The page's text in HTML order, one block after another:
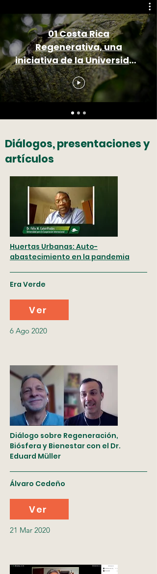
01 Costa Rica
Regenerativa, una
iniciativa de la Universidad
para la Cooperación
Internacional
Diálogos, presentaciones y
artículos
Huertas Urbanas: Auto-
abastecimiento en la pandemia
Era Verde
Ver
6 Ago 2020
Diálogo sobre Regeneración,
Biósfera y Bienestar con el Dr.
Eduard Müller
Álvaro Cedeño
Ver
21 Mar 2020